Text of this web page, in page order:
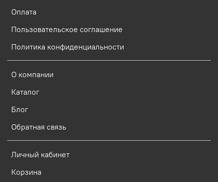
Оплата
Пользовательское соглашение
Политика конфиденциальности
О компании
Каталог
Блог
Обратная связь
Личный кабинет
Корзина